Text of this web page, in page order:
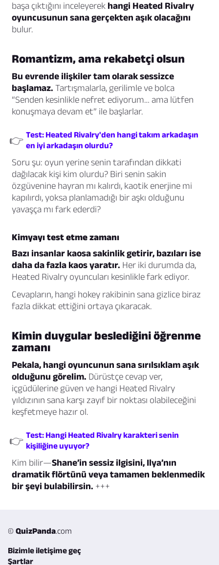
başa çıktığını inceleyerek hangi Heated Rivalry
oyuncusunun sana gerçekten aşık olacağını
bulur.
Romantizm, ama rekabetçi olsun
Bu evrende ilişkiler tam olarak sessizce
başlamaz. Tartışmalarla, gerilimle ve bolca
“Senden kesinlikle nefret ediyorum… ama lütfen
konuşmaya devam et” ile başlarlar.
👉 Test: Heated Rivalry'den hangi takım arkadaşın
en iyi arkadaşın olurdu?
Soru şu: oyun yerine senin tarafından dikkati
dağılacak kişi kim olurdu? Biri senin sakin
özgüvenine hayran mı kalırdı, kaotik enerjine mi
kapılırdı, yoksa planlamadığı bir aşkı olduğunu
yavaşça mı fark ederdi?
Kimyayı test etme zamanı
Bazı insanlar kaosa sakinlik getirir, bazıları ise
daha da fazla kaos yaratır. Her iki durumda da,
Heated Rivalry oyuncuları kesinlikle fark ediyor.
Cevapların, hangi hokey rakibinin sana gizlice biraz
fazla dikkat ettiğini ortaya çıkaracak.
Kimin duygular beslediğini öğrenme
zamanı
Pekala, hangi oyuncunun sana sırılsıklam aşık
olduğunu görelim. Dürüstçe cevap ver,
içgüdülerine güven ve hangi Heated Rivalry
yıldızının sana karşı zayıf bir noktası olabileceğini
keşfetmeye hazır ol.
👉 Test: Hangi Heated Rivalry karakteri senin
kişiliğine uyuyor?
Kim bilir—Shane’in sessiz ilgisini, Ilya’nın
dramatik flörtünü veya tamamen beklenmedik
bir şeyi bulabilirsin. +++
© QuizPanda.com
Bizimle iletişime geç
Şartlar